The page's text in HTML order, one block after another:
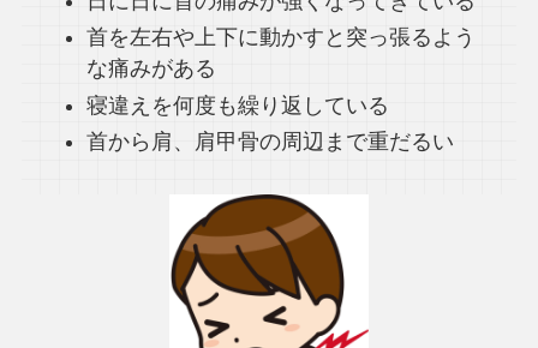
首を左右や上下に動かすと突っ張るよう
な痛みがある
寝違えを何度も繰り返している
首から肩、肩甲骨の周辺まで重だるい